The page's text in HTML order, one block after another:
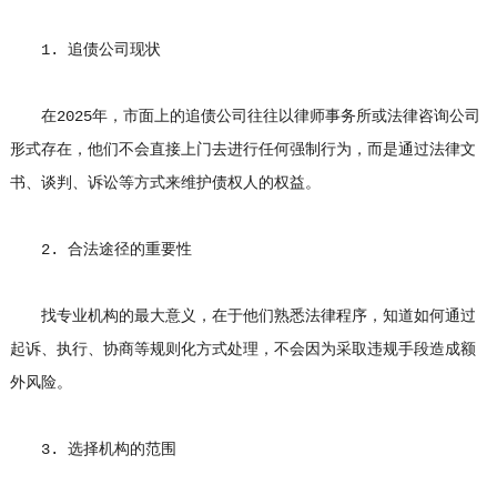
1. 追债公司现状
在2025年，市面上的追债公司往往以律师事务所或法律咨询公司
形式存在，他们不会直接上门去进行任何强制行为，而是通过法律文
书、谈判、诉讼等方式来维护债权人的权益。
2. 合法途径的重要性
找专业机构的最大意义，在于他们熟悉法律程序，知道如何通过
起诉、执行、协商等规则化方式处理，不会因为采取违规手段造成额
外风险。
3. 选择机构的范围